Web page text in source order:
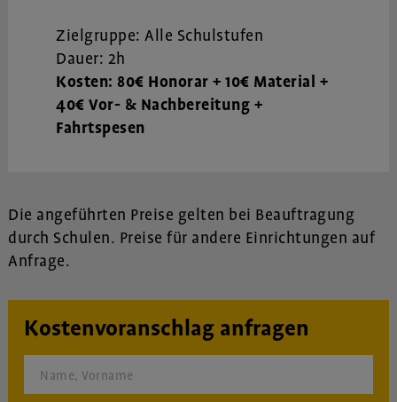
Zielgruppe: Alle Schulstufen
Dauer: 2h
Kosten: 80€ Honorar + 10€ Material +
40€ Vor- & Nachbereitung +
Fahrtspesen
Die angeführten Preise gelten bei Beauftragung
durch Schulen. Preise für andere Einrichtungen auf
Anfrage.
Kostenvoranschlag anfragen
Name, Vorname